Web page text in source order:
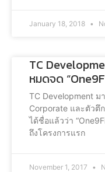
January 18, 2018
TC
หมดจด
TC Development
Corporate และตัวตึ
ได้ชื่อแล้วว่า
ถึงโครงการแรก
November 1, 2017